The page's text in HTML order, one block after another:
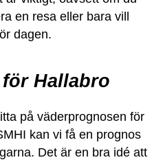
en resa eller bara vill
dagen.
Hallabro
på väderprognosen för
kan vi få en prognos
Det är en bra idé att